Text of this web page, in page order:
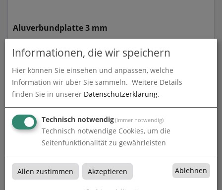
Aluverbundplatte 3 mm
zum Artikel
Aluverbundplatte 6 mm
Informationen, die wir speichern
Hier können Sie einsehen und anpassen, welche
Information wir über Sie sammeln. Weitere Details
finden Sie in unserer Datenschutzerklärung.
Technisch notwendig(immer notwendig)
Technisch notwendige Cookies, um die
Seitenfunktionalität zu gewährleisten
Allen zustimmen Akzeptieren Ablehnen